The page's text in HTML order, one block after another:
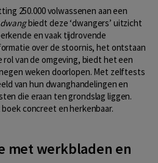
250.000 volwassenen aan een
dwangbiedt deze ‘dwangers’ uitzicht
en vaak tijdrovende
over de stoornis, het ontstaan
van de omgeving, biedt het een
weken doorlopen. Met zelftests
van hun dwanghandelingen en
die eraan ten grondslag liggen.
concreet en herkenbaar.
met werkbladen en